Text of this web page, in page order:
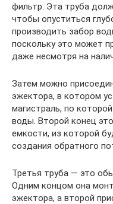
фильтр. Эта труба
чтобы опуститься
производить забор
поскольку это может
даже несмотря на
Затем можно
эжектора, в котором
магистраль, по
воды. Второй конец
емкости, из которой
создания обратного
Третья труба — это
Одним концом она
эжектора, а второй